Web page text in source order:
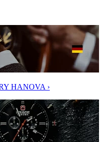
HANOVA ›